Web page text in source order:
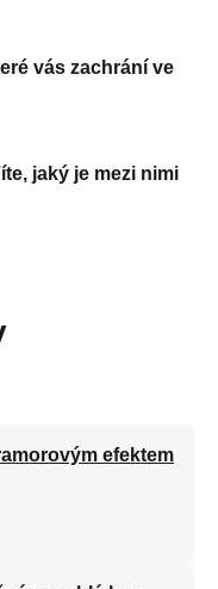
vás zachrání ve
jaký je mezi nimi
efektem